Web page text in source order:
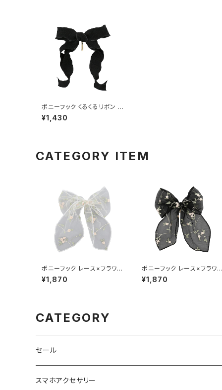
ポニーフック くるくるリボン H
CF0249-BK（ブラック）
¥1,430
CATEGORY ITEM
ポニーフック レース×フラワー
刺繍 HCF0250-WH（ホワイ
ト）
¥1,870
ポニーフック レース×フラワ
刺繍 HCF0250-BK（ブラッ
ク）
¥1,870
CATEGORY
セール
スマホアクセサリー